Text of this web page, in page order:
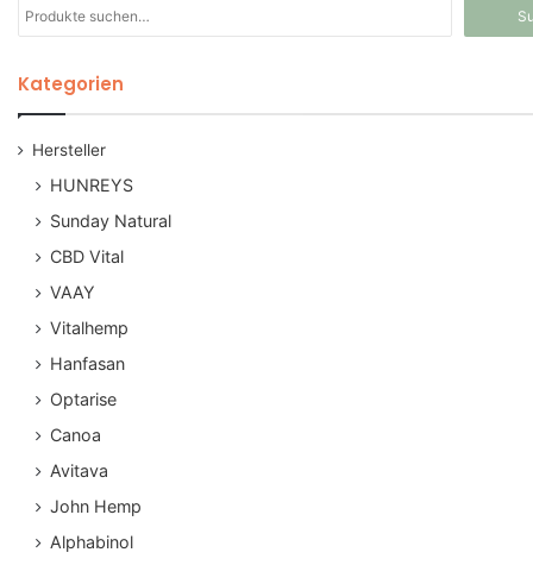
nach:
Kategorien
Hersteller
HUNREYS
Sunday Natural
CBD Vital
VAAY
Vitalhemp
Hanfasan
Optarise
Canoa
Avitava
John Hemp
Alphabinol